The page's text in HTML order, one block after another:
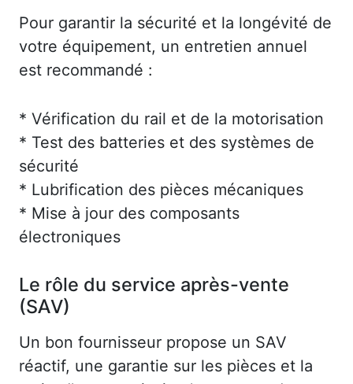
Pour garantir la sécurité et la longévité de
votre équipement, un entretien annuel
est recommandé :
* Vérification du rail et de la motorisation
* Test des batteries et des systèmes de
sécurité
* Lubrification des pièces mécaniques
* Mise à jour des composants
électroniques
Le rôle du service après-vente
(SAV)
Un bon fournisseur propose un SAV
réactif, une garantie sur les pièces et la